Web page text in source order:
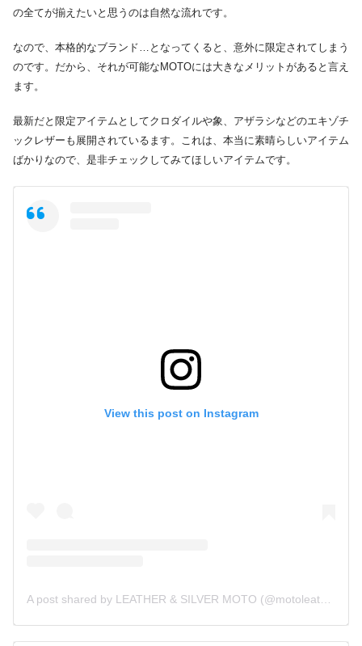
の全てが揃えたいと思うのは自然な流れです。
なので、本格的なブランド…となってくると、意外に限定されてしまう
のです。だから、それが可能なMOTOには大きなメリットがあると言え
ます。
最新だと限定アイテムとしてクロダイルや象、アザラシなどのエキゾチ
ックレザーも展開されているます。これは、本当に素晴らしいアイテム
ばかりなので、是非チェックしてみてほしいアイテムです。
View this post on Instagram